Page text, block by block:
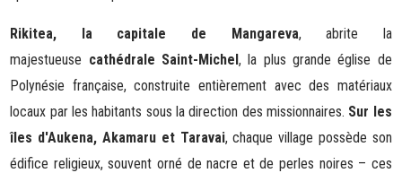
Rikitea, la capitale de Mangareva, abrite la
majestueuse cathédrale Saint-Michel, la plus grande église de
Polynésie française, construite entièrement avec des matériaux
locaux par les habitants sous la direction des missionnaires. Sur les
îles d'Aukena, Akamaru et Taravai, chaque village possède son
édifice religieux, souvent orné de nacre et de perles noires – ces